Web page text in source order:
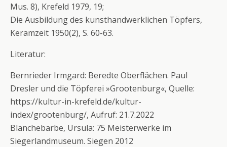
Mus. 8), Krefeld 1979, 19;
Die Ausbildung des kunsthandwerklichen Töpfers,
Keramzeit 1950(2), S. 60-63.
Literatur:
Bernrieder Irmgard: Beredte Oberflächen. Paul
Dresler und die Töpferei »Grootenburg«, Quelle:
https://kultur-in-krefeld.de/kultur-
index/grootenburg/, Aufruf: 21.7.2022
Blanchebarbe, Ursula: 75 Meisterwerke im
Siegerlandmuseum. Siegen 2012